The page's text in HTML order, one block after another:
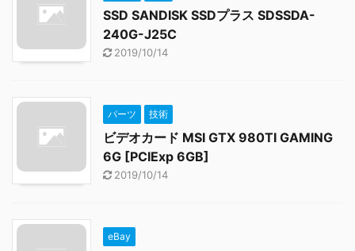
SSD SANDISK SSDプラス SDSSDA-
240G-J25C
2019/10/14
パーツ 技術
ビデオカード MSI GTX 980TI GAMING
6G [PCIExp 6GB]
2019/10/14
eBay